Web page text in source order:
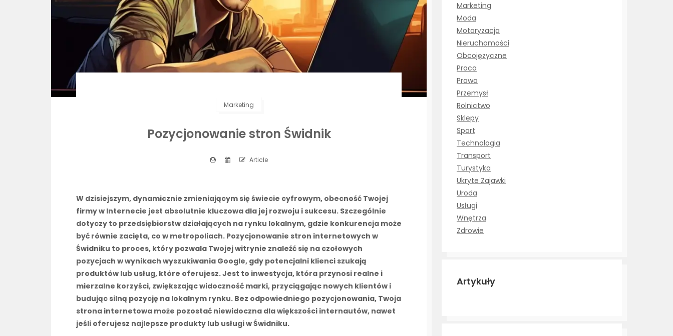
Marketing
Pozycjonowanie stron Świdnik
Article
W dzisiejszym, dynamicznie zmieniającym się świecie cyfrowym, obecność Twojej
firmy w Internecie jest absolutnie kluczowa dla jej rozwoju i sukcesu. Szczególnie
dotyczy to przedsiębiorstw działających na rynku lokalnym, gdzie konkurencja może
być równie zacięta, co w metropoliach. Pozycjonowanie stron internetowych w
Świdniku to proces, który pozwala Twojej witrynie znaleźć się na czołowych
pozycjach w wynikach wyszukiwania Google, gdy potencjalni klienci szukają
produktów lub usług, które oferujesz. Jest to inwestycja, która przynosi realne i
mierzalne korzyści, zwiększając widoczność marki, przyciągając nowych klientów i
budując silną pozycję na lokalnym rynku. Bez odpowiedniego pozycjonowania, Twoja
strona internetowa może pozostać niewidoczna dla większości internautów, nawet
jeśli oferujesz najlepsze produkty lub usługi w Świdniku.
Marketing
Moda
Motoryzacja
Nieruchomości
Obcojęzyczne
Praca
Prawo
Przemysł
Rolnictwo
Sklepy
Sport
Technologia
Transport
Turystyka
Ukryte Zajawki
Uroda
Usługi
Wnętrza
Zdrowie
Artykuły